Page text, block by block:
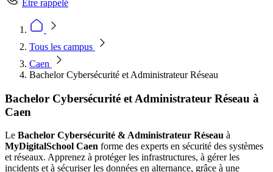
Être rappelé
Tous les campus
Caen
Bachelor Cybersécurité et Administrateur Réseau
Bachelor Cybersécurité et Administrateur Réseau à
Caen
Le Bachelor Cybersécurité & Administrateur Réseau à
MyDigitalSchool Caen forme des experts en sécurité des systèmes
et réseaux. Apprenez à protéger les infrastructures, à gérer les
incidents et à sécuriser les données en alternance, grâce à une